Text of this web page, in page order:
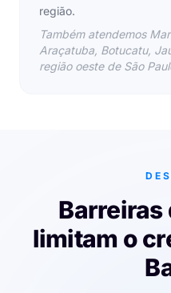
região.
Também atendemos
Araçatuba, Botucatu,
região oeste de São
Barreiras
limitam o